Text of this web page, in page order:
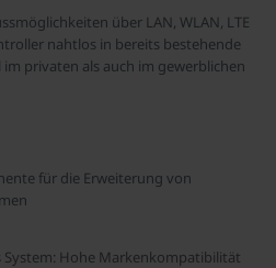
über LAN, WLAN, LTE
nahtlos in bereits bestehende
privaten als auch im gewerblichen
für die Erweiterung von
System: Hohe Markenkompatibilität